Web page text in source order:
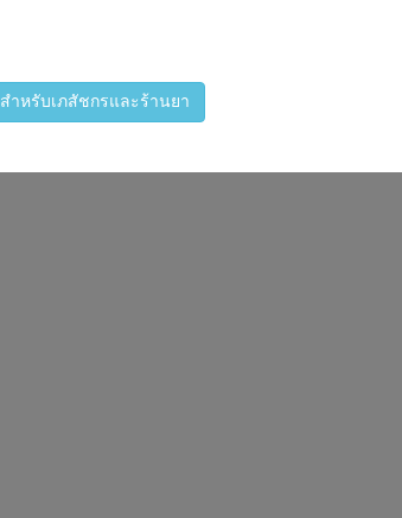
สำหรับเภสัชกรและร้านยา